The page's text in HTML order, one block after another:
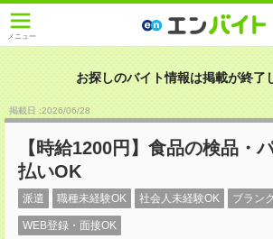
メニュー
お探しのバイト情報は掲載が終了
掲載日 :2026/06/28
【時給1200円】食品の検品・
払いOK
派遣 職種未経験OK 社会人未経験OK ブラン
WEB登録・面接OK